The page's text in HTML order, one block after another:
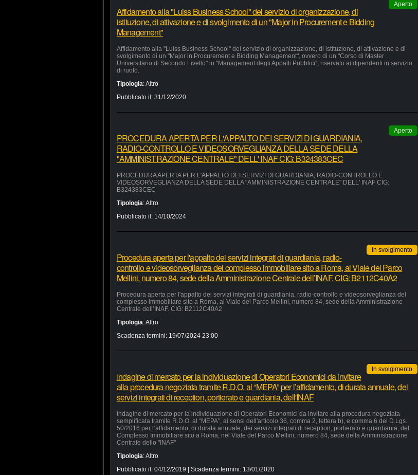
Aperto
Affidamento alla "Luiss Business School" del servizio di organizzazione, di
istituzione, di attivazione e di svolgimento di un "Major in Procurement e Bidding
Management"
Affidamento alla "Luiss Business School" del servizio di organizzazione, di istituzione, di attivazione e di
svolgimento di un "Major in Procurement e Bidding Management", ovvero di un "Corso di Master
Universitario di Secondo Livello" in "Management degli Appalti Pubblici", riservato ai dipendenti in servizio
di ruolo.
Tipologia:Altro
Pubblicato il: 31/12/2020
Aperto
PROCEDURA APERTA PER L'APPALTO DEI SERVIZI DI GUARDIANIA,
RADIO-CONTROLLO E VIDEOSORVEGLIANZA DELLA SEDE DELLA
"AMMINISTRAZIONE CENTRALE" DELL' INAF CIG: B324383CEC
PROCEDURA APERTA PER L'APPALTO DEI SERVIZI DI GUARDIANIA, RADIO-CONTROLLO E
VIDEOSORVEGLIANZA DELLA SEDE DELLA "AMMINISTRAZIONE CENTRALE" DELL' INAF CIG:
B324383CEC
Tipologia:Altro
Pubblicato il: 14/10/2024
In svolgimento
Procedura aperta per l'appalto dei servizi integrati di guardiania, radio-
controllo e videosorveglianza del complesso immobiliare sito a Roma, al Viale del Parco
Mellini, numero 84, sede della Amministrazione Centrale dell’INAF. CIG: B2112C40A2
Procedura aperta per l'appalto dei servizi integrati di guardiania, radio-controllo e videosorveglianza del
complesso immobiliare sito a Roma, al Viale del Parco Mellini, numero 84, sede della Amministrazione
Centrale dell’INAF. CIG: B2112C40A2
Tipologia:Altro
Scadenza termini: 19/07/2024 23:00
In svolgimento
Indagine di mercato per la individuazione di Operatori Economici da invitare
alla procedura negoziata tramite R.D.O. al “MEPA” per l’affidamento, di durata annuale, dei
servizi integrati di reception, portierato e guardiania, dell'INAF
Indagine di mercato per la individuazione di Operatori Economici da invitare alla procedura negoziata
semplificata tramite R.D.O. al “MEPA”, ai sensi dell'articolo 36, comma 2, lettera b), e comma 6 del D.Lgs.
50/2016 per l’affidamento, di durata annuale, dei servizi integrati di reception, portierato e guardiania, del
Complesso Immobiliare sito a Roma, nel Viale del Parco Mellini, numero 84, sede della Amministrazione
Centrale dello "INAF"
Tipologia:Altro
Pubblicato il: 04/12/2019 | Scadenza termini: 13/01/2020